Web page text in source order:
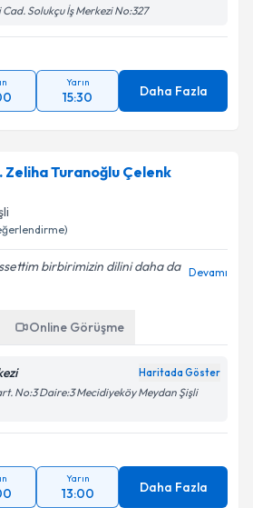
Solukçu İş Merkezi No:327
Yarın
15:30 Daha Fazla
Zeliha Turanoğlu Çelenk
birbirimizin dilini daha da Devamı
Online Görüşme
Haritada Göster
No:3 Daire:3 Mecidiyeköy Meydan Şişli
Yarın
13:00 Daha Fazla